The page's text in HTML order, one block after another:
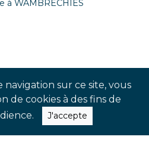
sur ce site, vous
de cookies à des fins de
J'accepte
à WAMBRECHIES